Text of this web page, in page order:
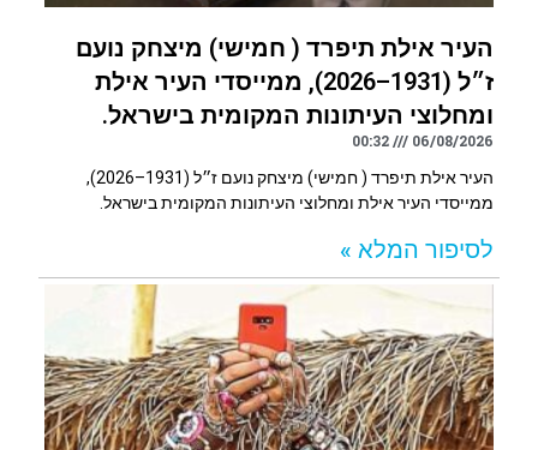
העיר אילת תיפרד ( חמישי) מיצחק נועם
ז״ל (1931–2026), ממייסדי העיר אילת
ומחלוצי העיתונות המקומית בישראל.
06/08/2026
00:32
העיר אילת תיפרד ( חמישי) מיצחק נועם ז״ל (1931–2026),
ממייסדי העיר אילת ומחלוצי העיתונות המקומית בישראל.
לסיפור המלא »